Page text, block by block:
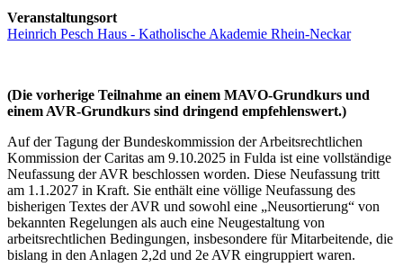
Veranstaltungsort
Heinrich Pesch Haus - Katholische Akademie Rhein-Neckar
(Die vorherige Teilnahme an einem MAVO-Grundkurs und
einem AVR-Grundkurs sind dringend empfehlenswert.)
Auf der Tagung der Bundeskommission der Arbeitsrechtlichen
Kommission der Caritas am 9.10.2025 in Fulda ist eine vollständige
Neufassung der AVR beschlossen worden. Diese Neufassung tritt
am 1.1.2027 in Kraft. Sie enthält eine völlige Neufassung des
bisherigen Textes der AVR und sowohl eine „Neusortierung“ von
bekannten Regelungen als auch eine Neugestaltung von
arbeitsrechtlichen Bedingungen, insbesondere für Mitarbeitende, die
bislang in den Anlagen 2,2d und 2e AVR eingruppiert waren.